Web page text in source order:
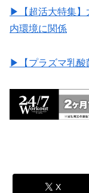
▶︎【超活大特集】
内環境に関係
▶︎【プラズマ乳酸
X